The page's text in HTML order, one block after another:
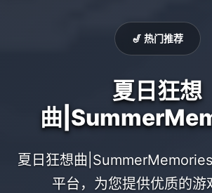
🎷 热门推荐
夏日狂想
曲
夏日狂想曲
平台，为您提供优质的游